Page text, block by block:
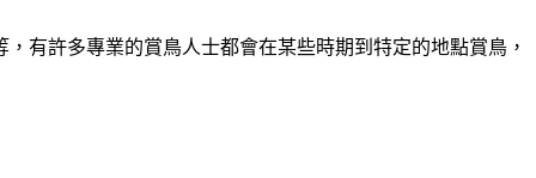
有許多專業的賞鳥人士都會在某些時期到特定的地點賞鳥，